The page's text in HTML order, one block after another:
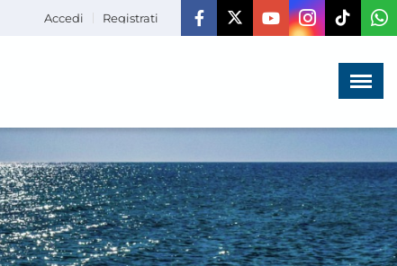
Accedi Registrati
Menù ×
LA VITA
DELL'ASSOCIAZIONE
COMUNICAZIONE,